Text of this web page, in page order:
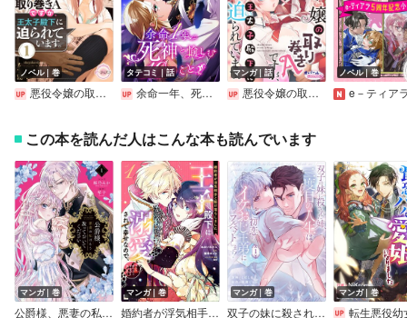
ノベル｜巻
悪役令嬢の取り巻きAですが、王太子殿下に迫られています。
タテコミ｜話
余命一年、死神と愉しむ10のこと【フルカラー】
マンガ｜話
悪役令嬢の取り巻きAですが、王太子殿下に迫られています。
ノベル｜巻
e－ティアラ5周年記念
この本を読んだ人はこんな本も読んでいます
マンガ｜巻
公爵様、悪妻の私はもう放っておいてください【特典付き】
マンガ｜巻
婚約者が浮気相手と駆け落ちしました。王子殿下に溺愛されて幸せなので、今さら戻りたいと言われても困ります。
マンガ｜巻
双子の妹に殺された姉、二度目の人生は初恋のイケおじ王弟にフルベットします！
マンガ｜巻
転生悪役幼女は最恐パパの愛娘にな